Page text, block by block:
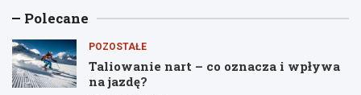
Polecane
POZOSTAŁE
Taliowanie nart – co oznacza i wpływa
na jazdę?